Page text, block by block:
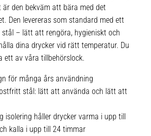
den bekväm att bära med det
Den levereras som standard med ett
– lätt att rengöra, hygieniskt och
dina drycker vid rätt temperatur. Du
ett av våra tillbehörslock.
för många års användning
stål: lätt att använda och lätt att
isolering håller drycker varma i upp till
kalla i upp till 24 timmar